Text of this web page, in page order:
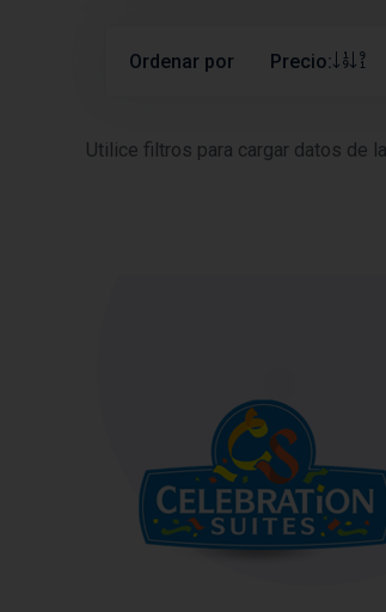
Ordenar por Precio:
Utilice filtros para cargar datos de